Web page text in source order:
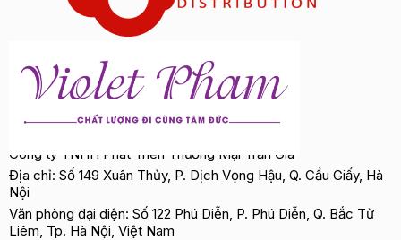
Công ty TNHH Phát Triển Thương Mại Trần Gia
Địa chỉ: Số 149 Xuân Thủy, P. Dịch Vọng Hậu, Q. Cầu Giấy, Hà
Nội
Văn phòng đại diện: Số 122 Phú Diễn, P. Phú Diễn, Q. Bắc Từ
Liêm, Tp. Hà Nội, Việt Nam